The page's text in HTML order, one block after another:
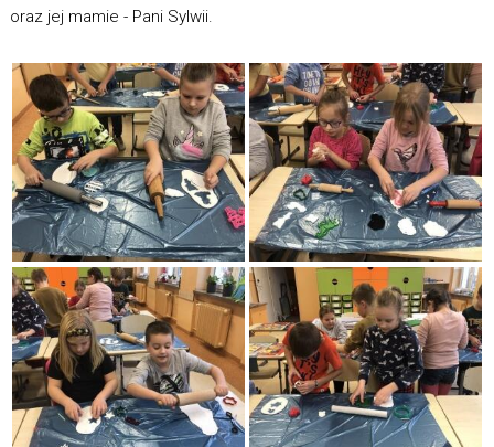
oraz jej mamie - Pani Sylwii.